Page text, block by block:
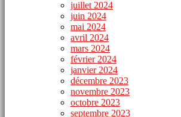
juillet 2024
juin 2024
mai 2024
avril 2024
mars 2024
février 2024
janvier 2024
décembre 2023
novembre 2023
octobre 2023
septembre 2023